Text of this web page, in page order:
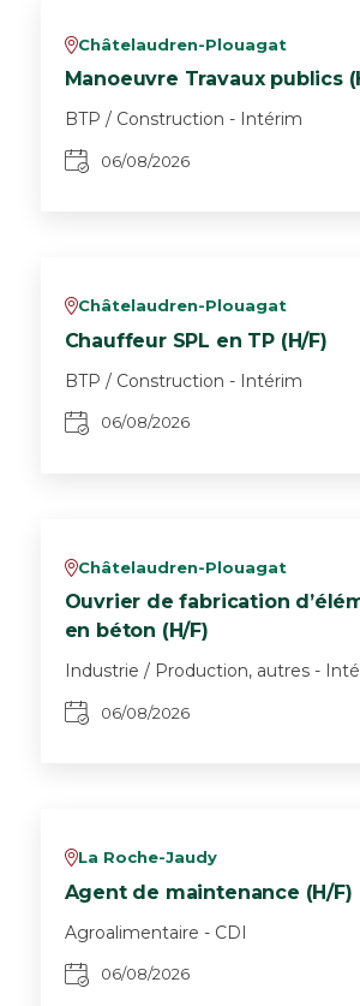
vChâtelaudren-Plouagat
Manoeuvre Travaux publics
BTP / Construction - Intérim
06/08/2026
vChâtelaudren-Plouagat
Chauffeur SPL en TP (H/F)
BTP / Construction - Intérim
06/08/2026
vChâtelaudren-Plouagat
Ouvrier de fabrication
en béton (H/F)
Industrie / Production, autres -
06/08/2026
vLa Roche-Jaudy
Agent de maintenance (H/F)
Agroalimentaire - CDI
06/08/2026